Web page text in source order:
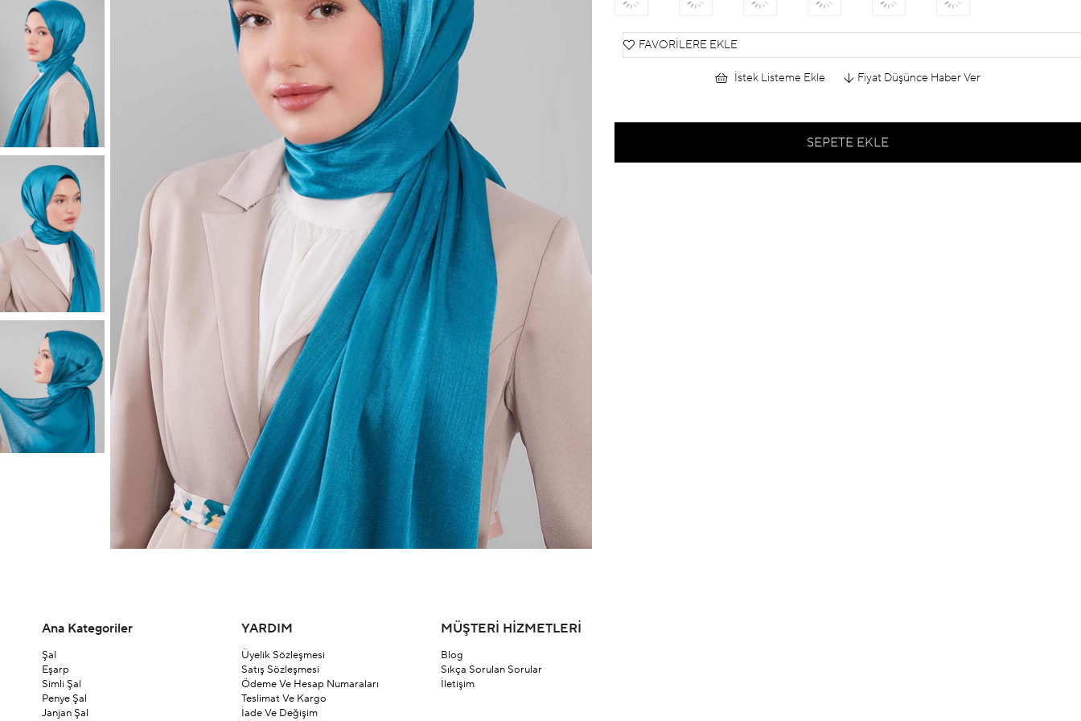
FAVORILERE EKLE
İstek Listeme Ekle Fiyat Düşünce Haber Ver
Ana Kategoriler
Şal
Eşarp
Simli Şal
Penye Şal
Janjan Şal
YARDIM
Üyelik Sözleşmesi
Satış Sözleşmesi
Ödeme Ve Hesap Numaraları
Teslimat Ve Kargo
İade Ve Değişim
MÜŞTERİ HİZMETLERİ
Blog
Sıkça Sorulan Sorular
İletişim